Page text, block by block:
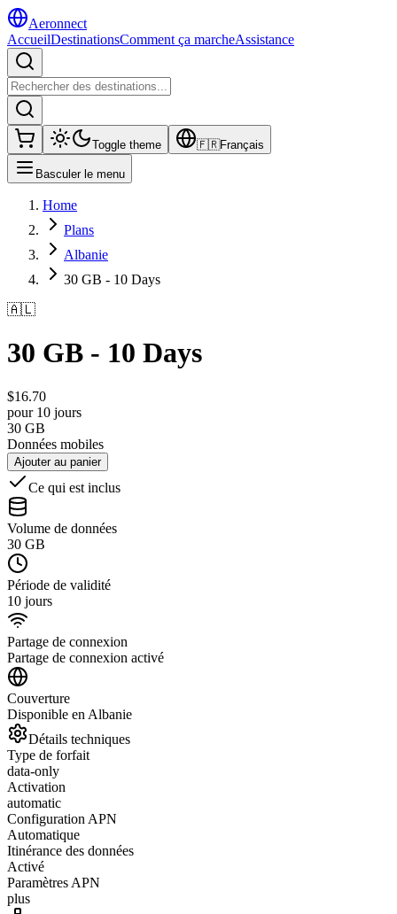
Aeronnect
AccueilDestinationsComment ça marcheAssistance
Toggle theme 🇫🇷Français
Basculer le menu
Home
Plans
Albanie
30 GB - 10 Days
🇦🇱
30 GB - 10 Days
$16.70
pour 10 jours
30 GB
Données mobiles
Ajouter au panier
Ce qui est inclus
Volume de données
30 GB
Période de validité
10 jours
Partage de connexion
Partage de connexion activé
Couverture
Disponible en Albanie
Détails techniques
Type de forfait
data-only
Activation
automatic
Configuration APN
Automatique
Itinérance des données
Activé
Paramètres APN
plus